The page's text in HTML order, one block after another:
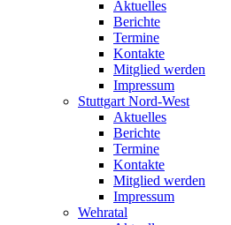
Aktuelles
Berichte
Termine
Kontakte
Mitglied werden
Impressum
Stuttgart Nord-West
Aktuelles
Berichte
Termine
Kontakte
Mitglied werden
Impressum
Wehratal